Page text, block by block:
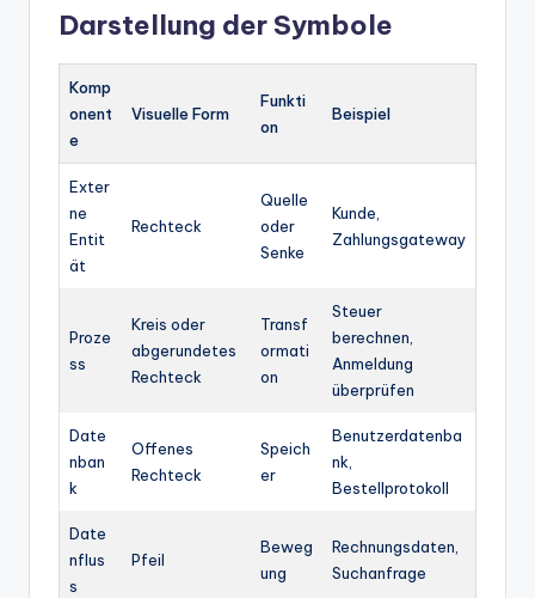
Darstellung der Symbole
Komp
onent
e
Visuelle Form
Funkti
on
Beispiel
Exter
ne
Entit
ät
Rechteck
Quelle
oder
Senke
Kunde,
Zahlungsgateway
Proze
ss
Kreis oder
abgerundetes
Rechteck
Transf
ormati
on
Steuer
berechnen,
Anmeldung
überprüfen
Date
nban
k
Offenes
Rechteck
Speich
er
Benutzerdatenba
nk,
Bestellprotokoll
Date
nflus
s
Pfeil
Beweg
ung
Rechnungsdaten,
Suchanfrage